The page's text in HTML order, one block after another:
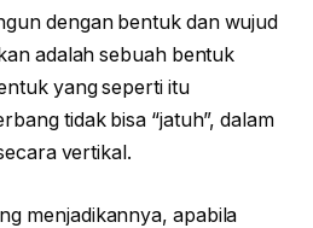
dengan bentuk dan wujud
adalah sebuah bentuk
yang seperti itu
tidak bisa “jatuh”, dalam
vertikal.
menjadikannya, apabila